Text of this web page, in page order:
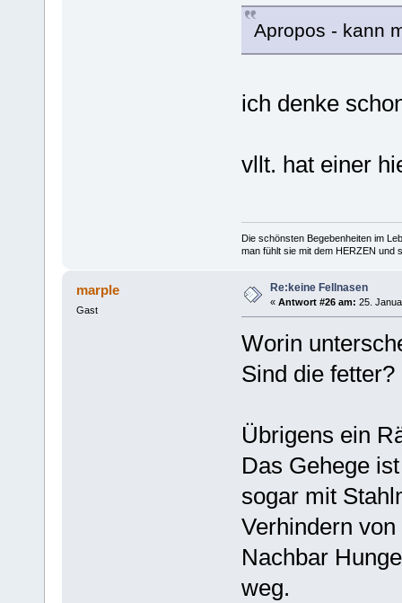
Apropos - kann
ich denke
vllt. hat einer
Die schönsten Begebenheiten im
man fühlt sie mit dem HERZEN und
marple
Gast
Re:keine Fellnasen
« Antwort #26 am: 25.
Worin
Sind die
Übrigens ein
Das Gehege
sogar mit
Verhindern
Nachbar
weg.